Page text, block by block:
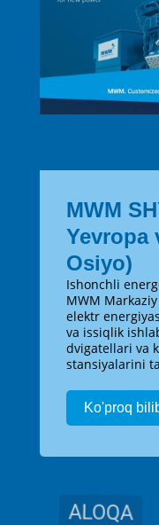
MWM
Yevropa
Osiyo)
Ishonchli
MWM
elektr
va issiqlik
dvigatellari va
stansiyalarini
Ko'proq
ALOQA